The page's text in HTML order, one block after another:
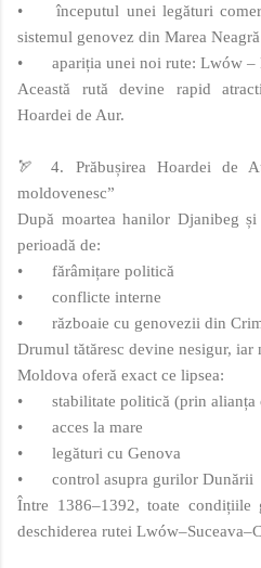
•
începutul unei legături
sistemul genovez din Marea Neagră
•
apariția unei noi rute: Lwów –
Această rută devine rapid
Hoardei de Aur.
🏹 4. Prăbușirea Hoardei de
moldovenesc”
După moartea hanilor Djanibeg
perioadă de:
•
fărâmițare politică
•
conflicte interne
•
războaie cu genovezii din
Drumul tătăresc devine nesigur, iar
Moldova oferă exact ce lipsea:
•
stabilitate politică (prin alianța
•
acces la mare
•
legături cu Genova
•
control asupra gurilor Dunării
Între 1386–1392, toate condițiile
deschiderea rutei